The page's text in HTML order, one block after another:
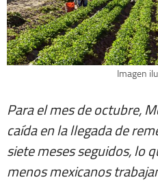
Imagen
Para el mes de octubre,
caída en la llegada de
siete meses seguidos, lo
menos mexicanos